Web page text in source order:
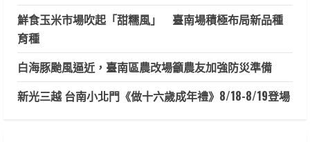
鮮食玉米市場吹起「甜糯風」 臺南場積極布局新品種
育種
白海豚颱風逼近，臺南區農改場籲農友加強防災準備
新光三越 台南小北門《做十六歲成年禮》8/18-8/19登場